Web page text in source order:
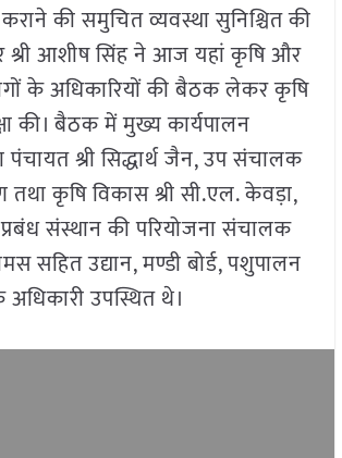
की समुचित व्यवस्था सुनिश्चित की
आशीष सिंह ने आज यहां कृषि और
के अधिकारियों की बैठक लेकर कृषि
की। बैठक में मुख्य कार्यपालन
पंचायत श्री सिद्धार्थ जैन, उप संचालक
कृषि विकास श्री सी.एल. केवड़ा,
संस्थान की परियोजना संचालक
सहित उद्यान, मण्डी बोर्ड, पशुपालन
उपस्थित थे।